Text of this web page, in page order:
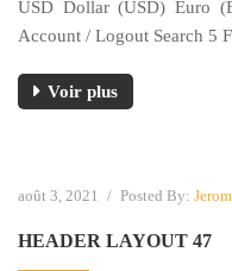
USD Dollar (USD) Euro
Account / Logout Search 5
Voir plus
août 3, 2021 / Posted By:
HEADER LAYOUT 47